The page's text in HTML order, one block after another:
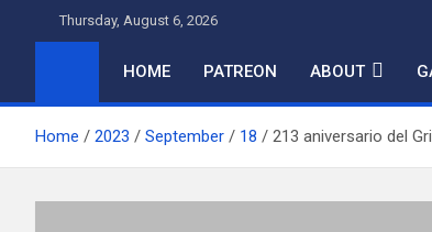
Thursday, August 6, 2026
HOME PATREON ABOUT
Home 2023 September 18 213 aniversario del